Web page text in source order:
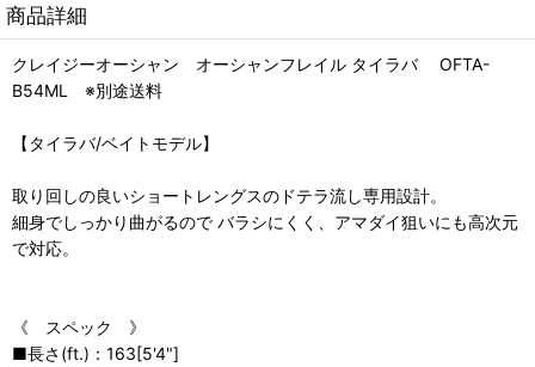
商品詳細
クレイジーオーシャン オーシャンフレイル タイラバ OFTA-
B54ML ※別途送料
【タイラバ/ベイトモデル】
取り回しの良いショートレングスのドテラ流し専用設計。
細身でしっかり曲がるので バラシにくく、アマダイ狙いにも高次元
で対応。
《 スペック 》
■長さ(ft.)：163[5'4"]